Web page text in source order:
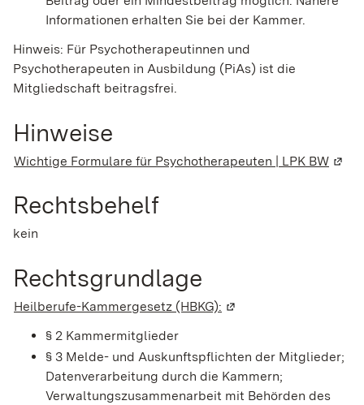
Informationen erhalten Sie bei der Kammer.
Hinweis: Für Psychotherapeutinnen und
Psychotherapeuten in Ausbildung (PiAs) ist die
Mitgliedschaft beitragsfrei.
Hinweise
Wichtige Formulare für Psychotherapeuten | LPK BW
Rechtsbehelf
kein
Rechtsgrundlage
Heilberufe-Kammergesetz (HBKG): (Wird in einem neuen
§ 2 Kammermitglieder
§ 3 Melde- und Auskunftspflichten der Mitglieder;
Datenverarbeitung durch die Kammern;
Verwaltungszusammenarbeit mit Behörden des